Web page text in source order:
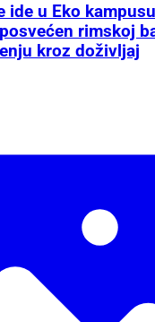
ide u Eko
rimskoj
kroz doživljaj